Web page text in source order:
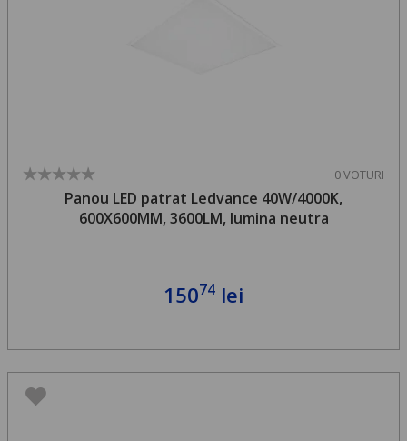
0 VOTURI
Panou LED patrat Ledvance 40W/4000K,
600X600MM, 3600LM, lumina neutra
15074 lei